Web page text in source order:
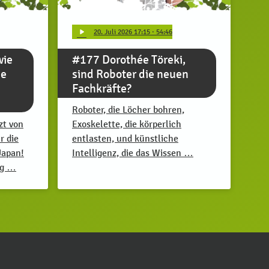
von
die
…
play_arrow 20. Juli 2026 17:15 · 54:46
#177 Dorothée Töreki,
sind Roboter die neuen
Fachkräfte?
Roboter, die Löcher bohren,
Exoskelette, die körperlich
entlasten, und künstliche
Intelligenz, die das Wissen …